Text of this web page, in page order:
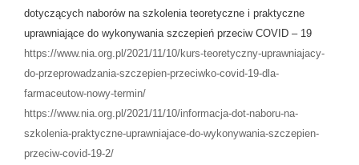
dotyczących naborów na szkolenia teoretyczne i praktyczne
uprawniające do wykonywania szczepień przeciw COVID – 19
https://www.nia.org.pl/2021/11/10/kurs-teoretyczny-uprawniajacy-
do-przeprowadzania-szczepien-przeciwko-covid-19-dla-
farmaceutow-nowy-termin/
https://www.nia.org.pl/2021/11/10/informacja-dot-naboru-na-
szkolenia-praktyczne-uprawniajace-do-wykonywania-szczepien-
przeciw-covid-19-2/